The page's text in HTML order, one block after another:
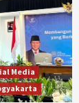
Media